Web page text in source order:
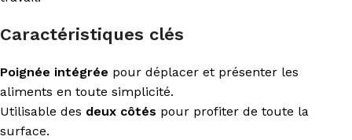
Caractéristiques clés
Poignée intégrée pour déplacer et présenter les
aliments en toute simplicité.
Utilisable des deux côtés pour profiter de toute la
surface.